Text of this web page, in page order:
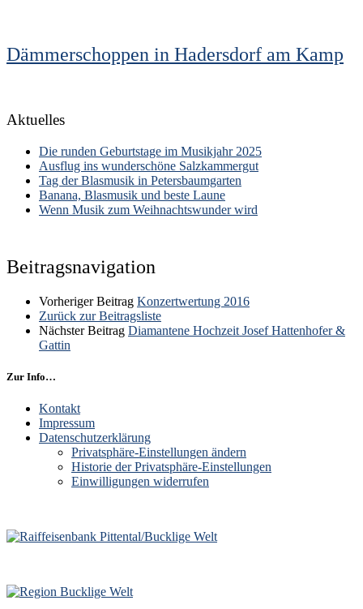
Dämmerschoppen in Hadersdorf am Kamp
Aktuelles
Die runden Geburtstage im Musikjahr 2025
Ausflug ins wunderschöne Salzkammergut
Tag der Blasmusik in Petersbaumgarten
Banana, Blasmusik und beste Laune
Wenn Musik zum Weihnachtswunder wird
Beitragsnavigation
Vorheriger Beitrag Konzertwertung 2016
Zurück zur Beitragsliste
Nächster Beitrag Diamantene Hochzeit Josef Hattenhofer &
Gattin
Zur Info…
Kontakt
Impressum
Datenschutzerklärung
Privatsphäre-Einstellungen ändern
Historie der Privatsphäre-Einstellungen
Einwilligungen widerrufen